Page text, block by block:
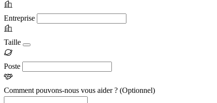
Entreprise
Taille
Poste
Comment pouvons-nous vous aider ? (Optionnel)